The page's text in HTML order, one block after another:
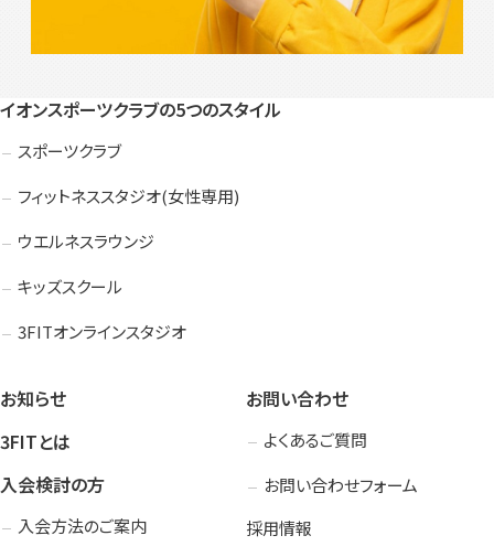
イオンスポーツクラブの5つのスタイル
スポーツクラブ
フィットネススタジオ(女性専用)
ウエルネスラウンジ
キッズスクール
3FITオンラインスタジオ
お知らせ
3FITとは
入会検討の方
入会方法のご案内
お問い合わせ
よくあるご質問
お問い合わせフォーム
採用情報